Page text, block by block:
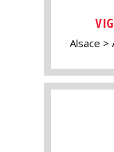
Alsace